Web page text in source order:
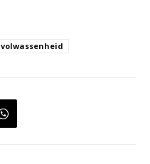
volwassenheid